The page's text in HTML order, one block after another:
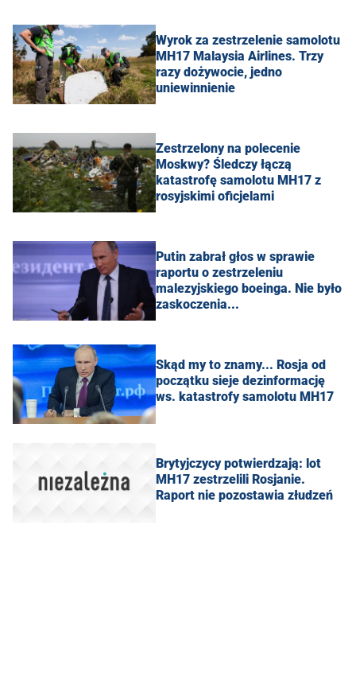
Wyrok za zestrzelenie samolotu
MH17 Malaysia Airlines. Trzy
razy dożywocie, jedno
uniewinnienie
Zestrzelony na polecenie
Moskwy? Śledczy łączą
katastrofę samolotu MH17 z
rosyjskimi oficjelami
Putin zabrał głos w sprawie
raportu o zestrzeleniu
malezyjskiego boeinga. Nie było
zaskoczenia...
Skąd my to znamy... Rosja od
początku sieje dezinformację
ws. katastrofy samolotu MH17
Brytyjczycy potwierdzają: lot
MH17 zestrzelili Rosjanie.
Raport nie pozostawia złudzeń